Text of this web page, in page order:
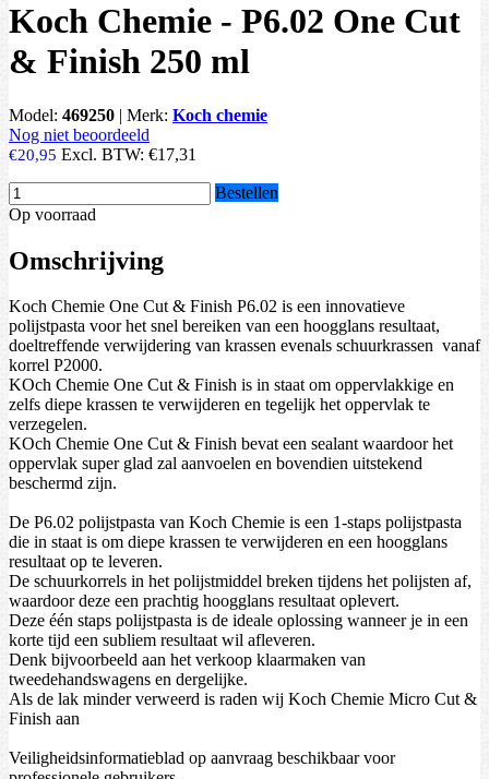
Koch Chemie - P6.02 One Cut
& Finish 250 ml
Model: 469250 | Merk: Koch chemie
Nog niet beoordeeld
€20,95 Excl. BTW: €17,31
Bestellen
Op voorraad
Omschrijving
Koch Chemie One Cut & Finish P6.02 is een innovatieve
polijstpasta voor het snel bereiken van een hoogglans resultaat,
doeltreffende verwijdering van krassen evenals schuurkrassen vanaf
korrel P2000.
KOch Chemie One Cut & Finish is in staat om oppervlakkige en
zelfs diepe krassen te verwijderen en tegelijk het oppervlak te
verzegelen.
KOch Chemie One Cut & Finish bevat een sealant waardoor het
oppervlak super glad zal aanvoelen en bovendien uitstekend
beschermd zijn.
De P6.02 polijstpasta van Koch Chemie is een 1-staps polijstpasta
die in staat is om diepe krassen te verwijderen en een hoogglans
resultaat op te leveren.
De schuurkorrels in het polijstmiddel breken tijdens het polijsten af,
waardoor deze een prachtig hoogglans resultaat oplevert.
Deze één staps polijstpasta is de ideale oplossing wanneer je in een
korte tijd een subliem resultaat wil afleveren.
Denk bijvoorbeeld aan het verkoop klaarmaken van
tweedehandswagens en dergelijke.
Als de lak minder verweerd is raden wij Koch Chemie Micro Cut &
Finish aan
Veiligheidsinformatieblad op aanvraag beschikbaar voor